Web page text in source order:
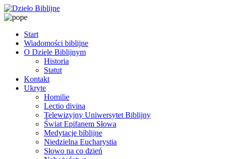
Start
Wiadomości biblijne
O Dziele Biblijnym
Historia
Statut
Kontakt
Ukryte
Homilie
Lectio divina
Telewizyjny Uniwersytet Biblijny
Świat Epifanem Słowa
Medytacje biblijne
Niedzielna Eucharystia
Słowo na co dzień